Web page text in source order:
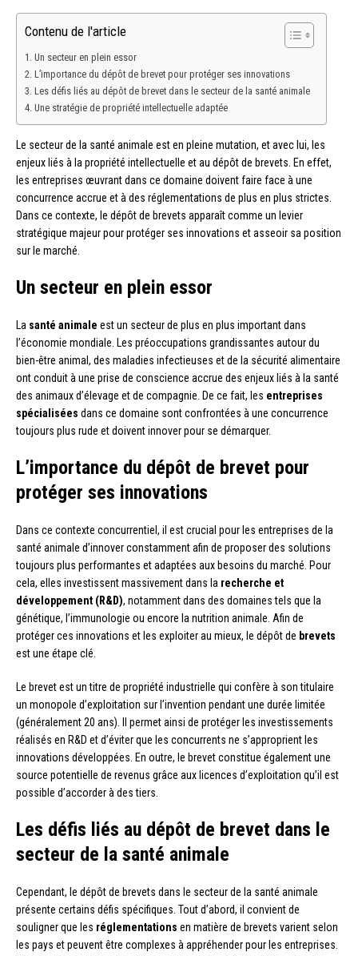
Contenu de l'article
Un secteur en plein essor
L’importance du dépôt de brevet pour protéger ses innovations
Les défis liés au dépôt de brevet dans le secteur de la santé animale
Une stratégie de propriété intellectuelle adaptée
Le secteur de la santé animale est en pleine mutation, et avec lui, les
enjeux liés à la propriété intellectuelle et au dépôt de brevets. En effet,
les entreprises œuvrant dans ce domaine doivent faire face à une
concurrence accrue et à des réglementations de plus en plus strictes.
Dans ce contexte, le dépôt de brevets apparaît comme un levier
stratégique majeur pour protéger ses innovations et asseoir sa position
sur le marché.
Un secteur en plein essor
La santé animale est un secteur de plus en plus important dans
l’économie mondiale. Les préoccupations grandissantes autour du
bien-être animal, des maladies infectieuses et de la sécurité alimentaire
ont conduit à une prise de conscience accrue des enjeux liés à la santé
des animaux d’élevage et de compagnie. De ce fait, les entreprises
spécialisées dans ce domaine sont confrontées à une concurrence
toujours plus rude et doivent innover pour se démarquer.
L’importance du dépôt de brevet pour
protéger ses innovations
Dans ce contexte concurrentiel, il est crucial pour les entreprises de la
santé animale d’innover constamment afin de proposer des solutions
toujours plus performantes et adaptées aux besoins du marché. Pour
cela, elles investissent massivement dans la recherche et
développement (R&D), notamment dans des domaines tels que la
génétique, l’immunologie ou encore la nutrition animale. Afin de
protéger ces innovations et les exploiter au mieux, le dépôt de brevets
est une étape clé.
Le brevet est un titre de propriété industrielle qui confère à son titulaire
un monopole d’exploitation sur l’invention pendant une durée limitée
(généralement 20 ans). Il permet ainsi de protéger les investissements
réalisés en R&D et d’éviter que les concurrents ne s’approprient les
innovations développées. En outre, le brevet constitue également une
source potentielle de revenus grâce aux licences d’exploitation qu’il est
possible d’accorder à des tiers.
Les défis liés au dépôt de brevet dans le
secteur de la santé animale
Cependant, le dépôt de brevets dans le secteur de la santé animale
présente certains défis spécifiques. Tout d’abord, il convient de
souligner que les réglementations en matière de brevets varient selon
les pays et peuvent être complexes à appréhender pour les entreprises.